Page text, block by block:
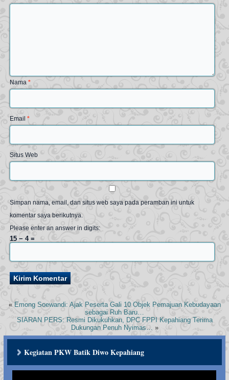
Nama*
Email*
Situs Web
Simpan nama, email, dan situs web saya pada peramban ini untuk
komentar saya berikutnya.
Please enter an answer in digits:
15 − 4 =
« Emong Soewandi: Ajak Peserta Gali 10 Objek Pemajuan Kebudayaan
sebagai Ruh Baru…
SIARAN PERS: Resmi Dikukuhkan, DPC FPPI Kepahiang Terima
Dukungan Penuh Nyimas… »
Kegiatan PKW Batik Diwo Kepahiang